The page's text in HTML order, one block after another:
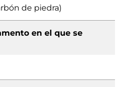
de piedra)
en el que se